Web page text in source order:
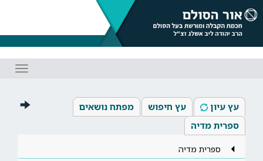
עץ עיון עץ חיפוש
מפתח נושאים
ספרית מדיה
ספרית מדיה